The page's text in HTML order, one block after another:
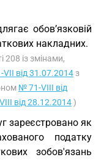
обов’язковій
накладних.
208 із змінами,
від 31.07.2014з
№ 71-VIII від
від 28.12.2014)
зареєстровано як
податку
зобов'язань